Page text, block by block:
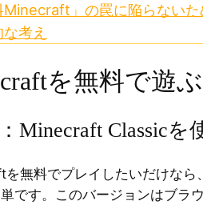
Minecraft」の罠に陥らないた
考え
を無料で遊
Minecraft Classicを
を無料でプレイしたいだけな
です。このバージョンはブラ